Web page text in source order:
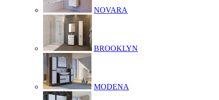
NOVARA
BROOKLYN
MODENA